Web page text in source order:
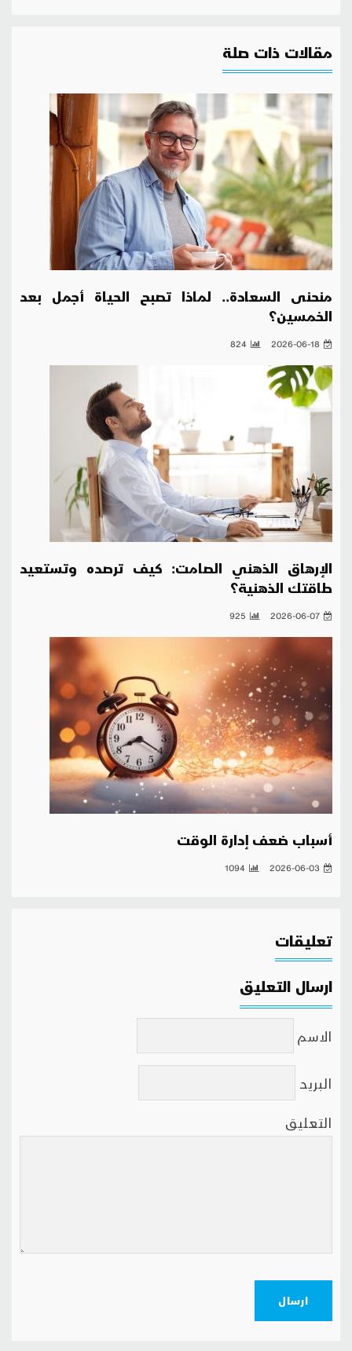
مقالات ذات صلة
منحنى السعادة.. لماذا تصبح الحياة أجمل بعد
الخمسين؟
2026-06-18
824
الإرهاق الذهني الصامت: كيف ترصده وتستعيد
طاقتك الذهنية؟
2026-06-07
925
أسباب ضعف إدارة الوقت
2026-06-03
1094
تعليقات
ارسال التعليق
الاسم
البريد
التعليق
ارسال